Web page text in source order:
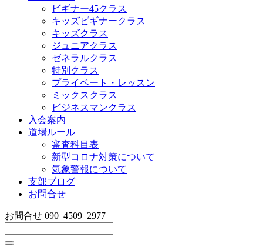
ビギナー45クラス
キッズビギナークラス
キッズクラス
ジュニアクラス
ゼネラルクラス
特別クラス
プライベート・レッスン
ミックスクラス
ビジネスマンクラス
入会案内
道場ルール
審査科目表
新型コロナ対策について
気象警報について
支部ブログ
お問合せ
お問合せ 090ｰ4509ｰ2977